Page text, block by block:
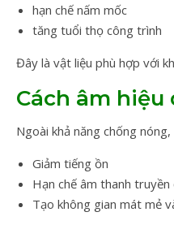
hạn chế nấm mốc
tăng tuổi thọ công trình
Đây là vật liệu phù hợp với
Cách âm hiệu
Ngoài khả năng chống
Giảm tiếng ồn
Hạn chế âm thanh
Tạo không gian mát mẻ